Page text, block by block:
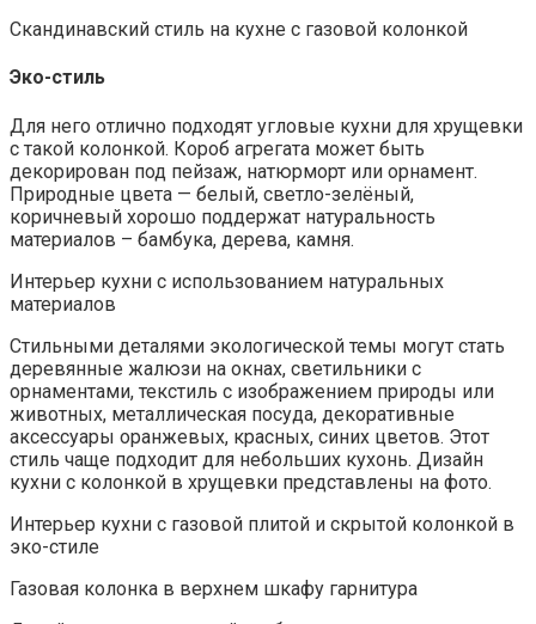
Скандинавский стиль на кухне с газовой колонкой
Эко-стиль
Для него отлично подходят угловые кухни для хрущевки
с такой колонкой. Короб агрегата может быть
декорирован под пейзаж, натюрморт или орнамент.
Природные цвета — белый, светло-зелёный,
коричневый хорошо поддержат натуральность
материалов – бамбука, дерева, камня.
Интерьер кухни с использованием натуральных
материалов
Стильными деталями экологической темы могут стать
деревянные жалюзи на окнах, светильники с
орнаментами, текстиль с изображением природы или
животных, металлическая посуда, декоративные
аксессуары оранжевых, красных, синих цветов. Этот
стиль чаще подходит для небольших кухонь. Дизайн
кухни с колонкой в хрущевки представлены на фото.
Интерьер кухни с газовой плитой и скрытой колонкой в
эко-стиле
Газовая колонка в верхнем шкафу гарнитура